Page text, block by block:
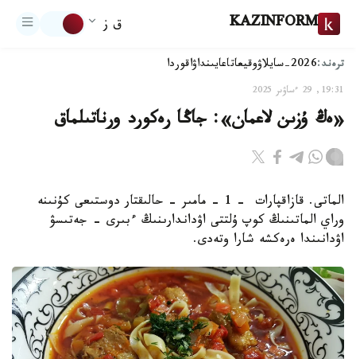
KAZINFORM ق ز
ترەند:2026-سايلاۋ وقيعاتاعايىنداۋاقوردا
19:31, 29 ءساۋىر 2025
«ەڭ ۇزىن لاعمان»: جاڭا رەكورد ورناتىلماق
الماتى. قازاقپارات - 1 - مامىر - حالىقتار دوستىعى كۇنىنە
وراي الماتىنىڭ كوپ ۇلتتى اۋداندارىنىڭ ءبىرى - جەتىسۋ
اۋدانىندا ەرەكشە شارا وتەدى.